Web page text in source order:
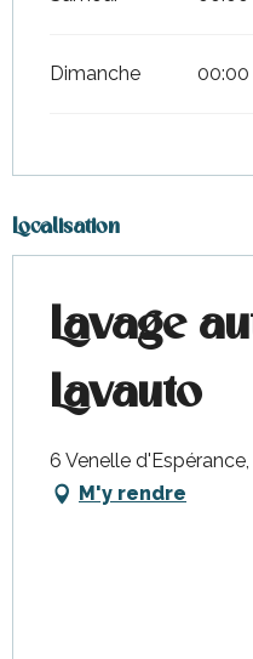
Dimanche 00:00
Localisation
Lavage
Lavauto
6 Venelle
M'y rendre